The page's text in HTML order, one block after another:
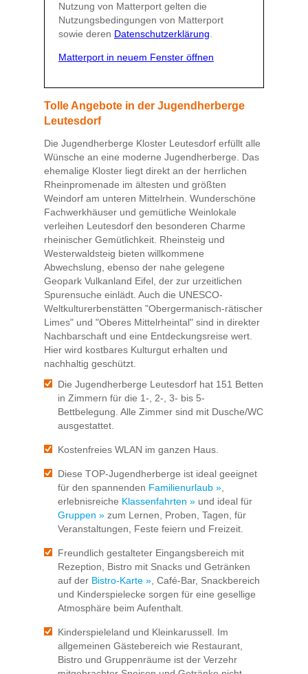
Nutzung von Matterport gelten die
Nutzungsbedingungen von Matterport
sowie deren Datenschutzerklärung.
Matterport in neuem Fenster öffnen
Tolle Angebote in der Jugendherberge
Leutesdorf
Die Jugendherberge Kloster Leutesdorf erfüllt alle
Wünsche an eine moderne Jugendherberge. Das
ehemalige Kloster liegt direkt an der herrlichen
Rheinpromenade im ältesten und größten
Weindorf am unteren Mittelrhein. Wunderschöne
Fachwerkhäuser und gemütliche Weinlokale
verleihen Leutesdorf den besonderen Charme
rheinischer Gemütlichkeit. Rheinsteig und
Westerwaldsteig bieten willkommene
Abwechslung, ebenso der nahe gelegene
Geopark Vulkanland Eifel, der zur urzeitlichen
Spurensuche einlädt. Auch die UNESCO-
Weltkulturerbenstätten "Obergermanisch-rätischer
Limes" und "Oberes Mittelrheintal" sind in direkter
Nachbarschaft und eine Entdeckungsreise wert.
Hier wird kostbares Kulturgut erhalten und
nachhaltig geschützt.
Die Jugendherberge Leutesdorf hat 151 Betten
in Zimmern für die 1-, 2-, 3- bis 5-
Bettbelegung. Alle Zimmer sind mit Dusche/WC
ausgestattet.
Kostenfreies WLAN im ganzen Haus.
Diese TOP-Jugendherberge ist ideal geeignet
für den spannenden Familienurlaub »,
erlebnisreiche Klassenfahrten » und ideal für
Gruppen » zum Lernen, Proben, Tagen, für
Veranstaltungen, Feste feiern und Freizeit.
Freundlich gestalteter Eingangsbereich mit
Rezeption, Bistro mit Snacks und Getränken
auf der Bistro-Karte », Café-Bar, Snackbereich
und Kinderspielecke sorgen für eine gesellige
Atmosphäre beim Aufenthalt.
Kinderspieleland und Kleinkarussell. Im
allgemeinen Gästebereich wie Restaurant,
Bistro und Gruppenräume ist der Verzehr